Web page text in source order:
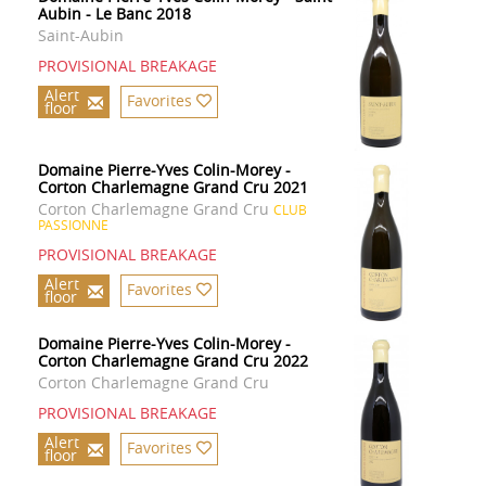
Aubin - Le Banc 2018
Saint-Aubin
PROVISIONAL BREAKAGE
Alert
floor Favorites
Domaine Pierre-Yves Colin-Morey -
Corton Charlemagne Grand Cru 2021
Corton Charlemagne Grand Cru CLUB
PASSIONNE
PROVISIONAL BREAKAGE
Alert
floor Favorites
Domaine Pierre-Yves Colin-Morey -
Corton Charlemagne Grand Cru 2022
Corton Charlemagne Grand Cru
PROVISIONAL BREAKAGE
Alert
floor Favorites